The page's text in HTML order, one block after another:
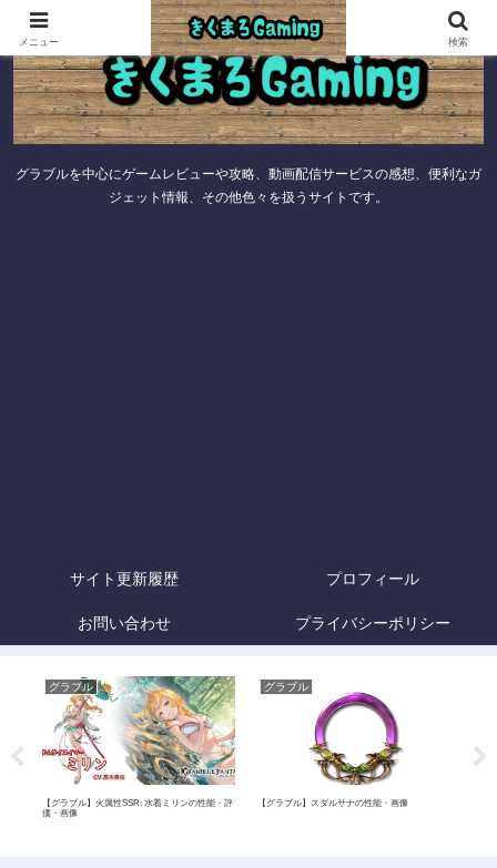
グラブルを中心にゲームレビューや攻略、動画配信サービスの感想、便利なガ
ジェット情報、その他色々を扱うサイトです。
サイト更新履歴 プロフィール
お問い合わせ プライバシーポリシー
グラブル
【グラブル】火属性SSR: 水着ミリンの性能・評
価・画像
グラブル
【グラブル】スダルサナの性能・画像
メニュー 検索